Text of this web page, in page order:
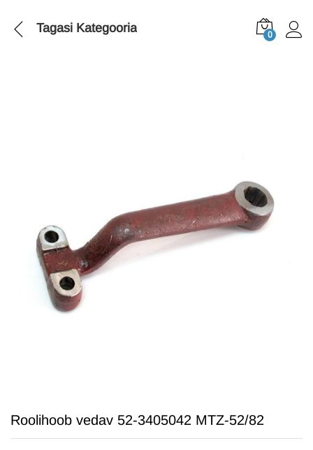
Tagasi Kategooria 0
Roolihoob vedav 52-3405042 MTZ-52/82